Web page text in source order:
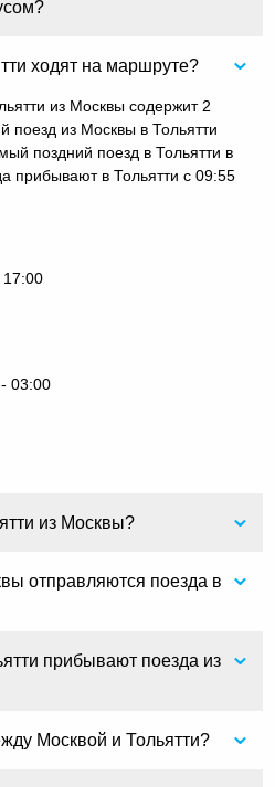
ходят на маршруте?
из Москвы содержит 2
из Москвы в Тольятти
поздний поезд в Тольятти в
прибывают в Тольятти с 09:55
03:00
из Москвы?
отправляются поезда в
прибывают поезда из
Москвой и Тольятти?